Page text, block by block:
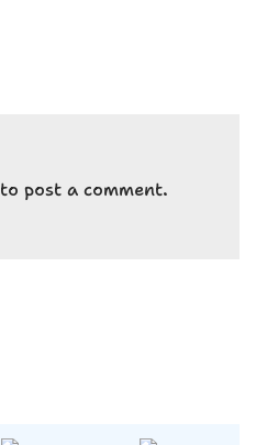
to post a comment.